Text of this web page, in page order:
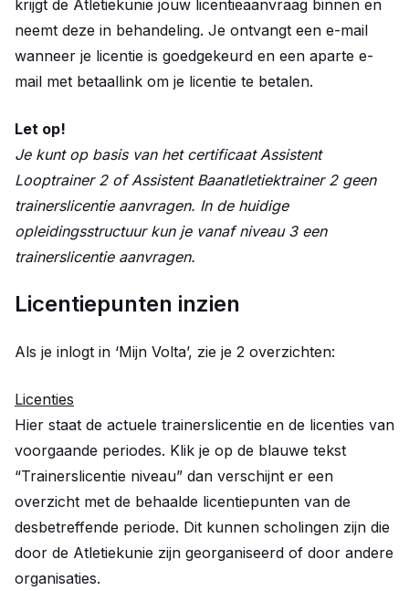
krijgt de Atletiekunie jouw licentieaanvraag binnen en
neemt deze in behandeling. Je ontvangt een e-mail
wanneer je licentie is goedgekeurd en een aparte e-
mail met betaallink om je licentie te betalen.
Let op!
Je kunt op basis van het certificaat Assistent
Looptrainer 2 of Assistent Baanatletiektrainer 2 geen
trainerslicentie aanvragen. In de huidige
opleidingsstructuur kun je vanaf niveau 3 een
trainerslicentie aanvragen.
Licentiepunten inzien
Als je inlogt in ‘Mijn Volta’, zie je 2 overzichten:
Licenties
Hier staat de actuele trainerslicentie en de licenties van
voorgaande periodes. Klik je op de blauwe tekst
“Trainerslicentie niveau” dan verschijnt er een
overzicht met de behaalde licentiepunten van de
desbetreffende periode. Dit kunnen scholingen zijn die
door de Atletiekunie zijn georganiseerd of door andere
organisaties.